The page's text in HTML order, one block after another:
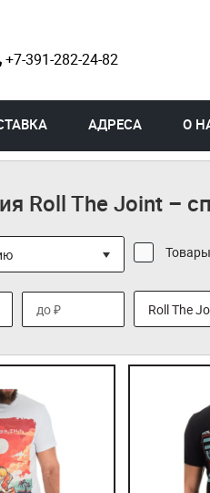
+7-391-282-24-82
АДРЕСА О
Roll The Joint –